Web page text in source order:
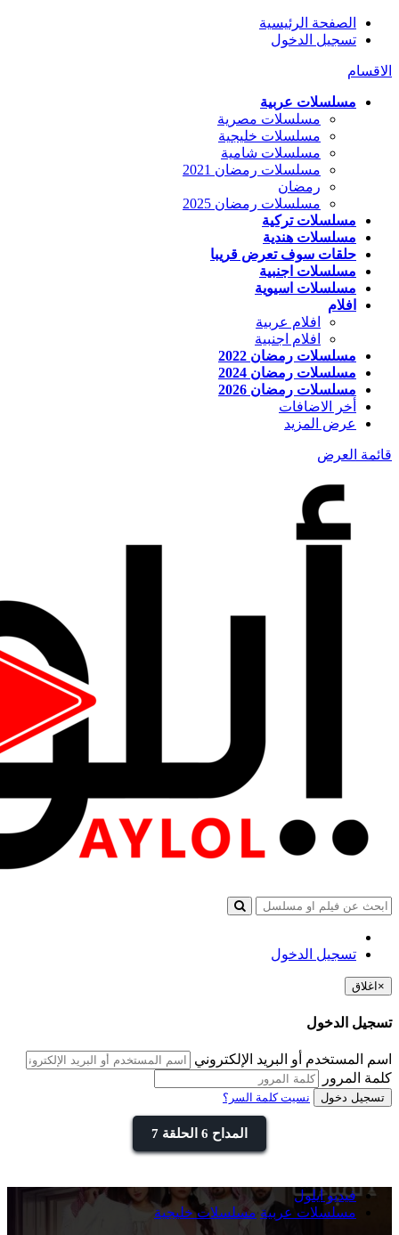
الصفحة الرئيسية
تسجيل الدخول
الاقسام
مسلسلات عربية
مسلسلات مصرية
مسلسلات خليجية
مسلسلات شامية
مسلسلات رمضان 2021
رمضان
مسلسلات رمضان 2025
مسلسلات تركية
مسلسلات هندية
حلقات سوف تعرض قريبا
مسلسلات اجنبية
مسلسلات اسيوية
افلام
افلام عربية
افلام اجنبية
مسلسلات رمضان 2022
مسلسلات رمضان 2024
مسلسلات رمضان 2026
أخر الاضافات
عرض المزيد
قائمة العرض
تسجيل الدخول
× اغلاق
تسجيل الدخول
اسم المستخدم أو البريد الإلكتروني
كلمة المرور
تسجيل دخول نسيت كلمة السر؟
المداح 6 الحلقة 7
فيديو ايلول
مسلسلات عربية مسلسلات خليجية